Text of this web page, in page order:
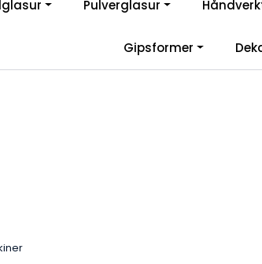
Velkommen til vår nye
Pulverglasur
Gipsformer